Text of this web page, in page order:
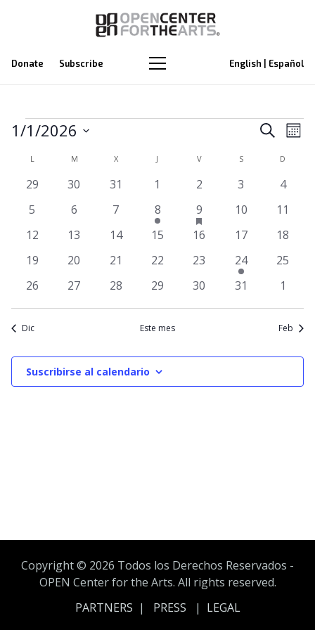
Donate Subscribe English | Español
Eventos
de
de
Buscar
Mes
1/1/2026
fecha.
Calendario
de
Eventos
LLUNES M XMIÉRCOLESJ VVIERNES SSÁBADO D
0
29
0
30
0
31
01
0
2
0
3
0
4
0
5
0
6
0
7
1
evento
8
1
evento
9tiene
eventos
destacado
010
011
012
013
014
015
016
017
018
019
0
20
0
21
0
22
0
23
1
evento
24
0
25
0
26
0
27
0
28
0
29
0
30
0
31
01
Dic Este mes Feb
Suscribirse al calendario
Copyright © 2026 Todos los Derechos Reservados -
OPEN Center for the Arts. All rights reserved.
PARTNERS | PRESS | LEGAL